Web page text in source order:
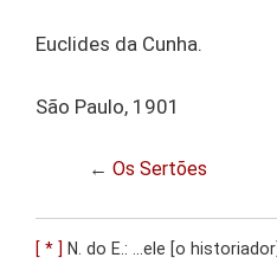
Euclides da Cunha.
São Paulo, 1901
←Os Sertões
[ * ] N. do E.: …ele [o historiador]